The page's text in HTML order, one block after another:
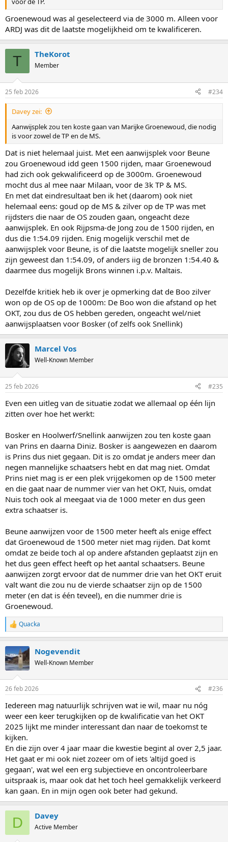
Groenewoud was al geselecteerd via de 3000 m. Alleen voor
ARDJ was dit de laatste mogelijkheid om te kwalificeren.
T TheKorot
Member
25 feb 2026 #234
Davey zei:
Aanwijsplek zou ten koste gaan van Marijke Groenewoud, die nodig
is voor zowel de TP en de MS.
Dat is niet helemaal juist. Met een aanwijsplek voor Beune
zou Groenewoud idd geen 1500 rijden, maar Groenewoud
had zich ook gekwalificeerd op de 3000m. Groenewoud
mocht dus al mee naar Milaan, voor de 3k TP & MS.
En met dat eindresultaat ben ik het (daarom) ook niet
helemaal eens: goud op de MS & zilver op de TP was met
rijdsters die naar de OS zouden gaan, ongeacht deze
aanwijsplek. En ook Rijpsma-de Jong zou de 1500 rijden, en
dus die 1:54.09 rijden. Enig mogelijk verschil met de
aanwijsplek voor Beune, is of die laatste mogelijk sneller zou
zijn geweest dan 1:54.09, of anders iig de bronzen 1:54.40 &
daarmee dus mogelijk Brons winnen i.p.v. Maltais.
Dezelfde kritiek heb ik over je opmerking dat de Boo zilver
won op de OS op de 1000m: De Boo won die afstand op het
OKT, zou dus de OS hebben gereden, ongeacht wel/niet
aanwijsplaatsen voor Bosker (of zelfs ook Snellink)
Marcel Vos
Well-Known Member
25 feb 2026 #235
Even een uitleg van de situatie zodat we allemaal op één lijn
zitten over hoe het werkt:
Bosker en Hoolwerf/Snellink aanwijzen zou ten koste gaan
van Prins en daarna Diniz. Bosker is aangewezen en daarom
is Prins dus niet gegaan. Dit is zo omdat je anders meer dan
negen mannelijke schaatsers hebt en dat mag niet. Omdat
Prins niet mag is er een plek vrijgekomen op de 1500 meter
en die gaat naar de nummer vier van het OKT, Nuis, omdat
Nuis toch ook al meegaat via de 1000 meter en dus geen
extra schaatser is.
Beune aanwijzen voor de 1500 meter heeft als enige effect
dat Groenewoud de 1500 meter niet mag rijden. Dat komt
omdat ze beide toch al op andere afstanden geplaatst zijn en
het dus geen effect heeft op het aantal schaatsers. Beune
aanwijzen zorgt ervoor dat de nummer drie van het OKT eruit
valt want die zou nu de vierde schaatser zijn op de 1500
meter (en dat is één teveel), en die nummer drie is
Groenewoud.
R
e
c
t
i
s
Quacka
Nogevendit
Well-Known Member
26 feb 2026 #236
Iedereen mag natuurlijk schrijven wat ie wil, maar nu nóg
weer een keer terugkijken op de kwalificatie van het OKT
2025 lijkt me minder interessant dan naar de toekomst te
kijken.
En die zijn over 4 jaar maar die kwestie begint al over 2,5 jaar.
Het gaat er mi ook niet zozeer om of iets 'altijd goed is
gegaan', wat wel een erg subjectieve en oncontroleerbare
uitspraak is, maar ook dat het toch heel gemakkelijk verkeerd
kan gaan. En in mijn ogen ook beter had gekund.
D Davey
Active Member